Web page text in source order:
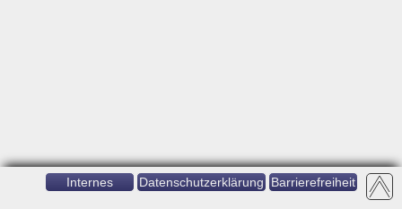
Internes Datenschutzerklärung Barrierefreiheit